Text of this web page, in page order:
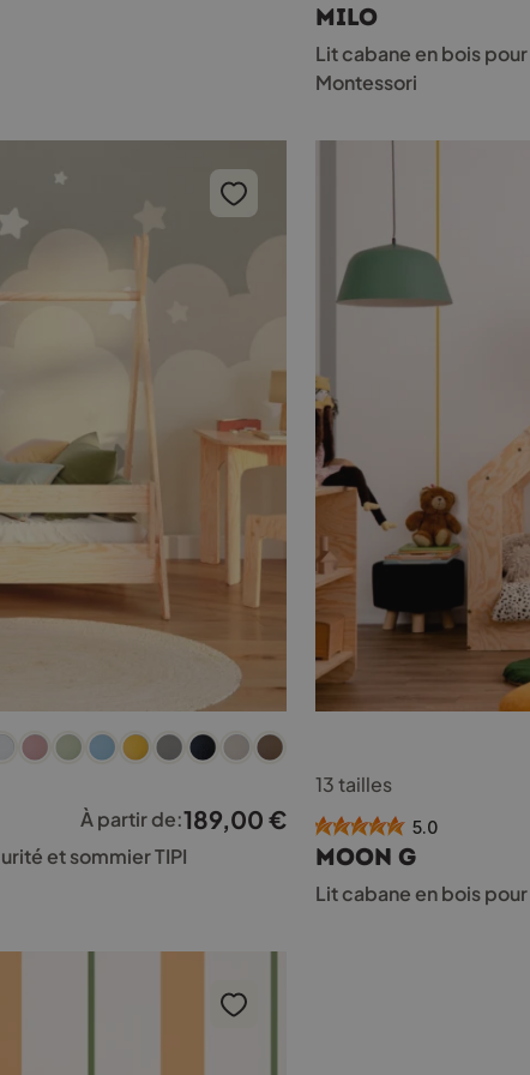
variations.
Les
options
peuvent
choisies
produit
MILO
Lit cabane en bois
Montessori
À partir de:189,00 €
et sommier TIPI
produit
a
plusieurs
variations.
Les
13 tailles
5.0
MOON G
Lit cabane en bois